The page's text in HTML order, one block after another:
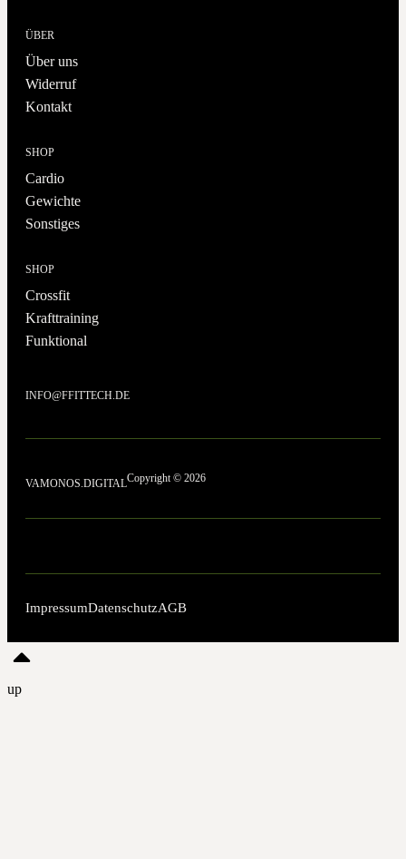
ÜBER
Über uns
Widerruf
Kontakt
SHOP
Cardio
Gewichte
Sonstiges
SHOP
Crossfit
Krafttraining
Funktional
INFO@FFITTECH.DE
VAMONOS.DIGITALCopyright © 2026
ImpressumDatenschutzAGB
up